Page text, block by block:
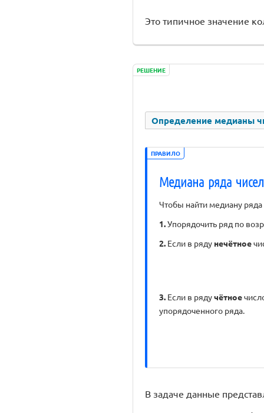
Это типичное значение
РЕШЕНИЕ
Определение медианы
ПРАВИЛО
Медиана ряда чисел
Чтобы найти медиану
1.Упорядочить ряд по
2. Если в ряду нечётное
3. Если в рядучётное
упорядоченного ряда.
В задаче данные